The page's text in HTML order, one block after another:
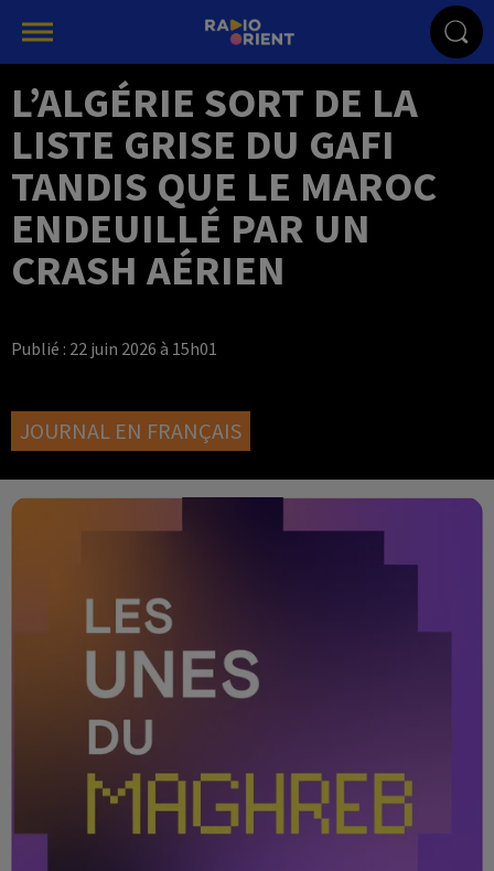
L’ALGÉRIE SORT DE LA
LISTE GRISE DU GAFI
TANDIS QUE LE MAROC
ENDEUILLÉ PAR UN
CRASH AÉRIEN
Publié : 22 juin 2026 à 15h01
JOURNAL EN FRANÇAIS